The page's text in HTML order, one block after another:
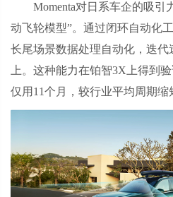
Momenta对日系车企的吸引
动飞轮模型”。通过闭环自动化
长尾场景数据处理自动化，迭代
上。这种能力在铂智3X上得
仅用11个月，较行业平均周期缩